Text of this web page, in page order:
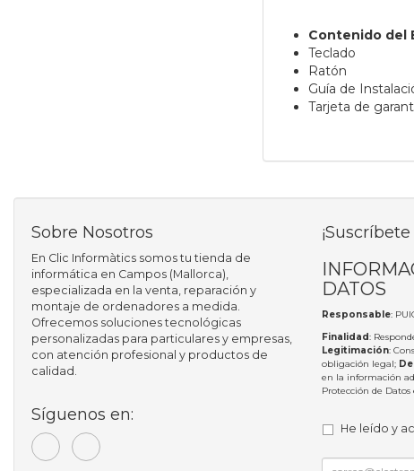
Contenido del
Teclado
Ratón
Guía de
Tarjeta de
Sobre Nosotros
En Clic Informàtics somos tu tienda de
informática en Campos (Mallorca),
especializada en la venta, reparación y
montaje de ordenadores a medida.
Ofrecemos soluciones tecnológicas
personalizadas para particulares y empresas,
con atención profesional y productos de
calidad.
Síguenos en:
DATOS
Responsable:
Finalidad:
Legitimación:
obligación legal;
en la información
Protección de Datos
He leído y